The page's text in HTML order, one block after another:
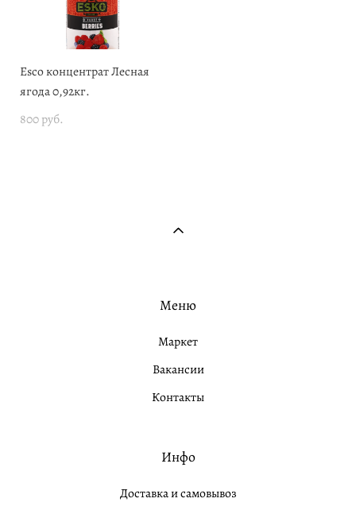
Esco концентрат Лесная
ягода 0,92кг.
800 pуб.
Меню
Маркет
Вакансии
Контакты
Инфо
Доставка и самовывоз